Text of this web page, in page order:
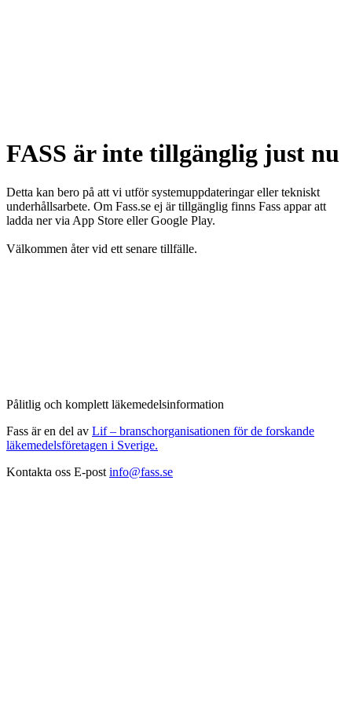
FASS är inte tillgänglig just nu
Detta kan bero på att vi utför systemuppdateringar eller tekniskt
underhållsarbete. Om Fass.se ej är tillgänglig finns Fass appar att
ladda ner via App Store eller Google Play.
Välkommen åter vid ett senare tillfälle.
Pålitlig och komplett läkemedelsinformation
Fass är en del av Lif – branschorganisationen för de forskande
läkemedelsföretagen i Sverige.
Kontakta oss E-post info@fass.se